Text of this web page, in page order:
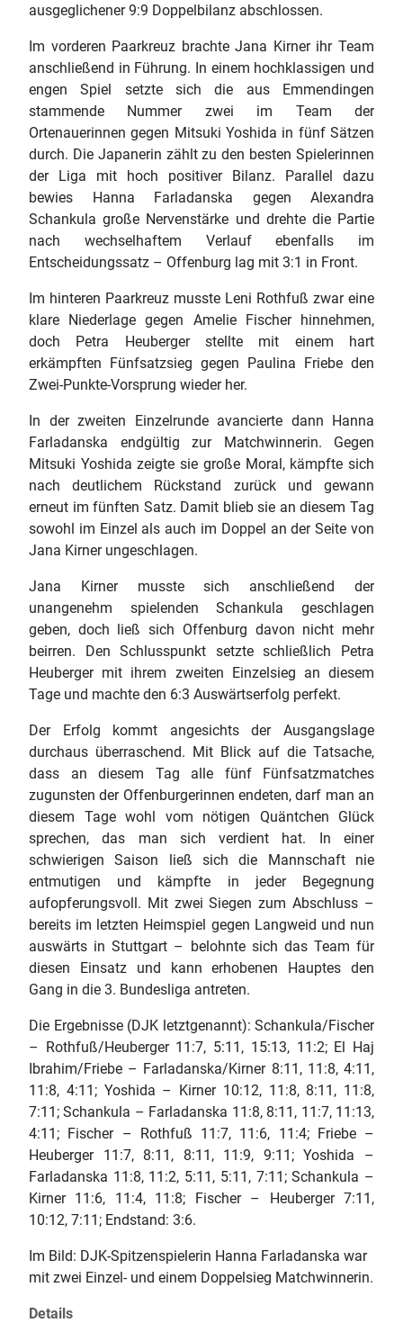
ausgeglichener 9:9 Doppelbilanz abschlossen.
Im vorderen Paarkreuz brachte Jana Kirner ihr Team
anschließend in Führung. In einem hochklassigen und
engen Spiel setzte sich die aus Emmendingen
stammende Nummer zwei im Team der
Ortenauerinnen gegen Mitsuki Yoshida in fünf Sätzen
durch. Die Japanerin zählt zu den besten Spielerinnen
der Liga mit hoch positiver Bilanz. Parallel dazu
bewies Hanna Farladanska gegen Alexandra
Schankula große Nervenstärke und drehte die Partie
nach wechselhaftem Verlauf ebenfalls im
Entscheidungssatz – Offenburg lag mit 3:1 in Front.
Im hinteren Paarkreuz musste Leni Rothfuß zwar eine
klare Niederlage gegen Amelie Fischer hinnehmen,
doch Petra Heuberger stellte mit einem hart
erkämpften Fünfsatzsieg gegen Paulina Friebe den
Zwei-Punkte-Vorsprung wieder her.
In der zweiten Einzelrunde avancierte dann Hanna
Farladanska endgültig zur Matchwinnerin. Gegen
Mitsuki Yoshida zeigte sie große Moral, kämpfte sich
nach deutlichem Rückstand zurück und gewann
erneut im fünften Satz. Damit blieb sie an diesem Tag
sowohl im Einzel als auch im Doppel an der Seite von
Jana Kirner ungeschlagen.
Jana Kirner musste sich anschließend der
unangenehm spielenden Schankula geschlagen
geben, doch ließ sich Offenburg davon nicht mehr
beirren. Den Schlusspunkt setzte schließlich Petra
Heuberger mit ihrem zweiten Einzelsieg an diesem
Tage und machte den 6:3 Auswärtserfolg perfekt.
Der Erfolg kommt angesichts der Ausgangslage
durchaus überraschend. Mit Blick auf die Tatsache,
dass an diesem Tag alle fünf Fünfsatzmatches
zugunsten der Offenburgerinnen endeten, darf man an
diesem Tage wohl vom nötigen Quäntchen Glück
sprechen, das man sich verdient hat. In einer
schwierigen Saison ließ sich die Mannschaft nie
entmutigen und kämpfte in jeder Begegnung
aufopferungsvoll. Mit zwei Siegen zum Abschluss –
bereits im letzten Heimspiel gegen Langweid und nun
auswärts in Stuttgart – belohnte sich das Team für
diesen Einsatz und kann erhobenen Hauptes den
Gang in die 3. Bundesliga antreten.
Die Ergebnisse (DJK letztgenannt): Schankula/Fischer
– Rothfuß/Heuberger 11:7, 5:11, 15:13, 11:2; El Haj
Ibrahim/Friebe – Farladanska/Kirner 8:11, 11:8, 4:11,
11:8, 4:11; Yoshida – Kirner 10:12, 11:8, 8:11, 11:8,
7:11; Schankula – Farladanska 11:8, 8:11, 11:7, 11:13,
4:11; Fischer – Rothfuß 11:7, 11:6, 11:4; Friebe –
Heuberger 11:7, 8:11, 8:11, 11:9, 9:11; Yoshida –
Farladanska 11:8, 11:2, 5:11, 5:11, 7:11; Schankula –
Kirner 11:6, 11:4, 11:8; Fischer – Heuberger 7:11,
10:12, 7:11; Endstand: 3:6.
Im Bild: DJK-Spitzenspielerin Hanna Farladanska war
mit zwei Einzel- und einem Doppelsieg Matchwinnerin.
Details